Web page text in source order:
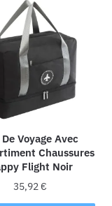
Voyage Avec
Chaussures
Flight Noir
35,92€